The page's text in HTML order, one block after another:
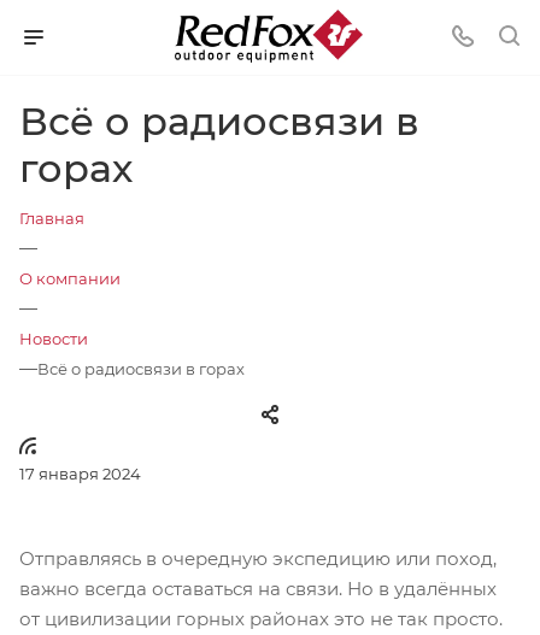
Всё о радиосвязи в
горах
Главная
—
О компании
—
Новости
—Всё о радиосвязи в горах
17 января 2024
Отправляясь в очередную экспедицию или поход,
важно всегда оставаться на связи. Но в удалённых
от цивилизации горных районах это не так просто.